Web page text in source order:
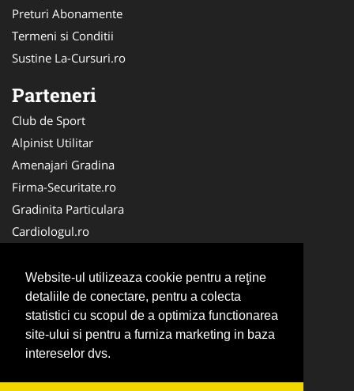
Website-ul utilizeaza cookie pentru a reţine
detaliile de conectare, pentru a colecta
statistici cu scopul de a optimiza functionarea
site-ului si pentru a furniza marketing in baza
intereselor dvs.
Preturi Abonamente
Termeni si Conditii
Sustine La-Cursuri.ro
Parteneri
Club de Sport
Alpinist Utilitar
Amenajari Gradina
Firma-Securitate.ro
Gradinita Particulara
Cardiologul.ro
Service-Reparatii.com
Ambalaje Romania
Cabinet-Individual.ro
CentruInchirieri.ro